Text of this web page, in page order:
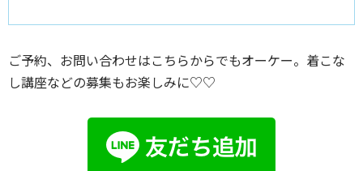
ご予約、お問い合わせはこちらからでもオーケー。着こな
し講座などの募集もお楽しみに♡♡